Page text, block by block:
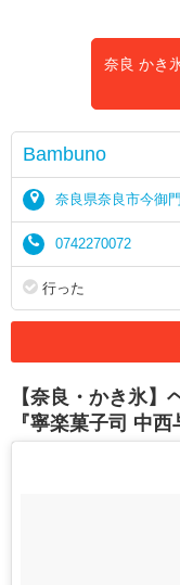
奈良 かき
Bambuno
奈良県奈良市今御
0742270072
行った
【奈良・かき氷
『寧楽菓子司 中西